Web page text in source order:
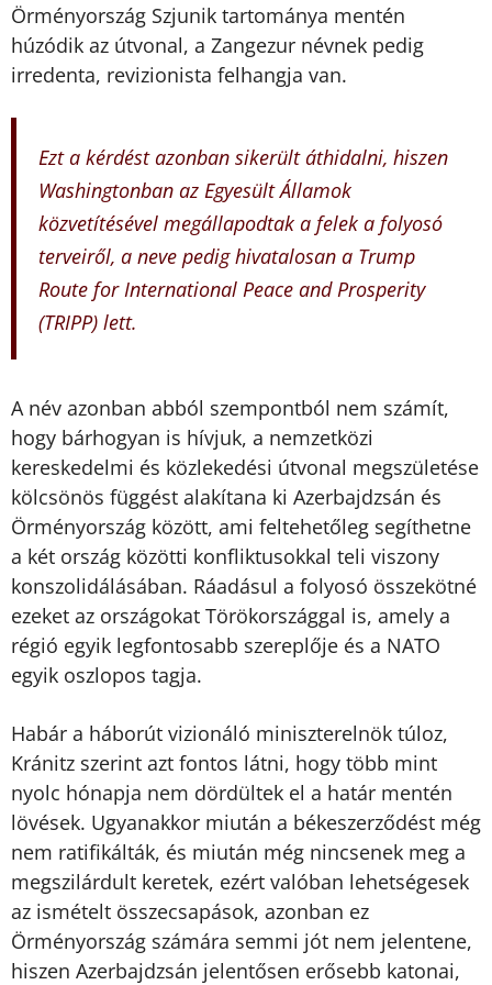
Örményország Szjunik tartománya mentén
húzódik az útvonal, a Zangezur névnek pedig
irredenta, revizionista felhangja van.
Ezt a kérdést azonban sikerült áthidalni, hiszen
Washingtonban az Egyesült Államok
közvetítésével megállapodtak a felek a folyosó
terveiről, a neve pedig hivatalosan a Trump
Route for International Peace and Prosperity
(TRIPP) lett.
A név azonban abból szempontból nem számít,
hogy bárhogyan is hívjuk, a nemzetközi
kereskedelmi és közlekedési útvonal megszületése
kölcsönös függést alakítana ki Azerbajdzsán és
Örményország között, ami feltehetőleg segíthetne
a két ország közötti konfliktusokkal teli viszony
konszolidálásában. Ráadásul a folyosó összekötné
ezeket az országokat Törökországgal is, amely a
régió egyik legfontosabb szereplője és a NATO
egyik oszlopos tagja.
Habár a háborút vizionáló miniszterelnök túloz,
Kránitz szerint azt fontos látni, hogy több mint
nyolc hónapja nem dördültek el a határ mentén
lövések. Ugyanakkor miután a békeszerződést még
nem ratifikálták, és miután még nincsenek meg a
megszilárdult keretek, ezért valóban lehetségesek
az ismételt összecsapások, azonban ez
Örményország számára semmi jót nem jelentene,
hiszen Azerbajdzsán jelentősen erősebb katonai,